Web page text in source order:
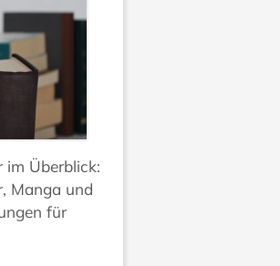
im Überblick:
Manga und
für